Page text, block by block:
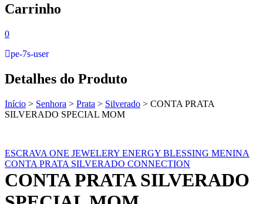
Carrinho
0
pe-7s-user
Detalhes do Produto
Início > Senhora > Prata > Silverado > CONTA PRATA
SILVERADO SPECIAL MOM
ESCRAVA ONE JEWELERY ENERGY BLESSING MENINA
CONTA PRATA SILVERADO CONNECTION
CONTA PRATA SILVERADO